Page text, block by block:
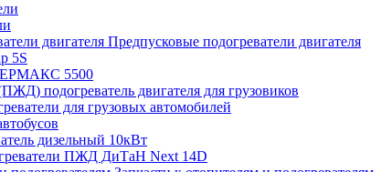
Предпусковые подогреватели двигателя
5S
5500
подогреватель двигателя для грузовиков
для грузовых автомобилей
дизельный 10кВт
ПЖД ДиТаН Next 14D